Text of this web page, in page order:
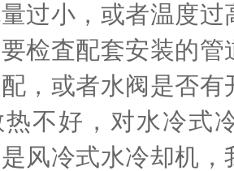
过小，或者温度
检査配套安装的
，或者水阀是否
热不好，对水冷式
风冷式水冷却机